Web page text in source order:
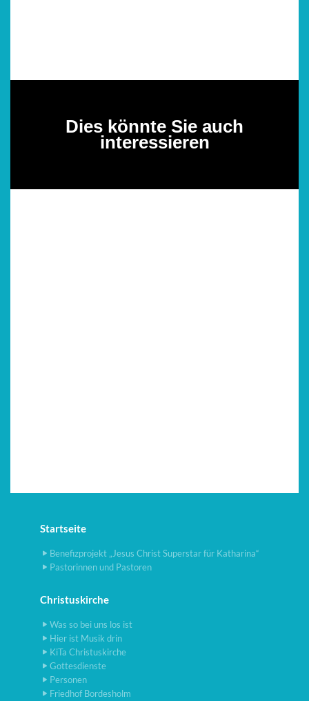
Dies könnte Sie auch
interessieren
Startseite
Benefizprojekt „Jesus Christ Superstar für Katharina“
Pastorinnen und Pastoren
Christuskirche
Was so bei uns los ist
Hier ist Musik drin
KiTa Christuskirche
Gottesdienste
Personen
Friedhof Bordesholm